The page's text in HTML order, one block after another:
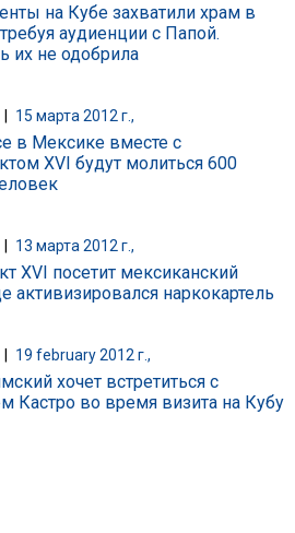
на Кубе захватили храм в
аудиенции с Папой.
их не одобрила
15 марта 2012 г.,
в Мексике вместе с
XVI будут молиться 600
13 марта 2012 г.,
XVI посетит мексиканский
активизировался наркокартель
19 february 2012 г.,
хочет встретиться с
Кастро во время визита на Кубу